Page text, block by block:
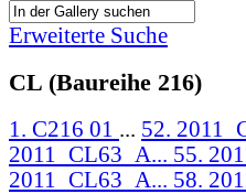
Erweiterte Suche
CL (Baureihe 216)
1. C216 01 ... 52.
2011_CL63_A... 55.
2011_CL63_A... 58.